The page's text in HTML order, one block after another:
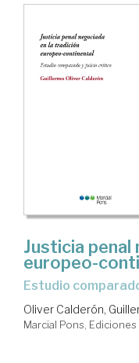
Justicia penal
europeo-
Estudio
Oliver Calderón,
Marcial Pons,